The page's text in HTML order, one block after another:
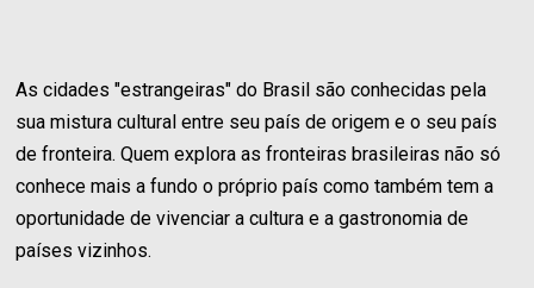
As cidades "estrangeiras" do Brasil são conhecidas pela
sua mistura cultural entre seu país de origem e o seu país
de fronteira. Quem explora as fronteiras brasileiras não só
conhece mais a fundo o próprio país como também tem a
oportunidade de vivenciar a cultura e a gastronomia de
países vizinhos.